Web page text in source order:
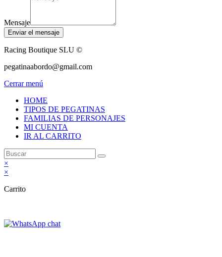
Mensaje
Enviar el mensaje
Racing Boutique SLU ©
pegatinaabordo@gmail.com
Cerrar menú
HOME
TIPOS DE PEGATINAS
FAMILIAS DE PERSONAJES
MI CUENTA
IR AL CARRITO
×
×
Carrito